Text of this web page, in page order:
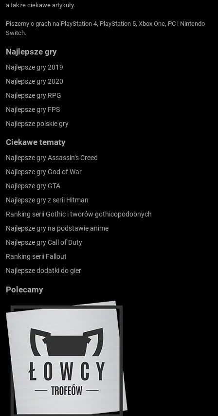
a także ciekawe artykuły.
Piszemy o grach na PlayStation 4, PlayStation 5, Xbox One, PC i Nintendo
Switch.
Najlepsze gry
Najlepsze gry 2019
Najlepsze gry 2020
Najlepsze gry RPG
Najlepsze gry FPS
Najlepsze polskie gry
Ciekawe tematy
Najlepsze gry Assassin’s Creed
Najlepsze gry God of War
Najlepsze gry GTA
Najlepsze gry z serii Hitman
Ranking serii Gothic i tworów gothicopodobnych
Najlepsze gry na podstawie anime
Najlepsze gry Call of Duty
Ranking serii Fallout
Najlepsze dodatki do gier
Polecamy